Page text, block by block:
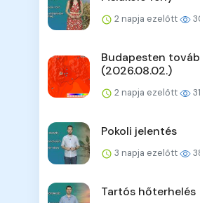
2 napja ezelőtt
Budapesten
(2026.08.02.)
2 napja ezelőtt 31
Pokoli jelentés
3 napja ezelőtt
Tartós hőterhelés